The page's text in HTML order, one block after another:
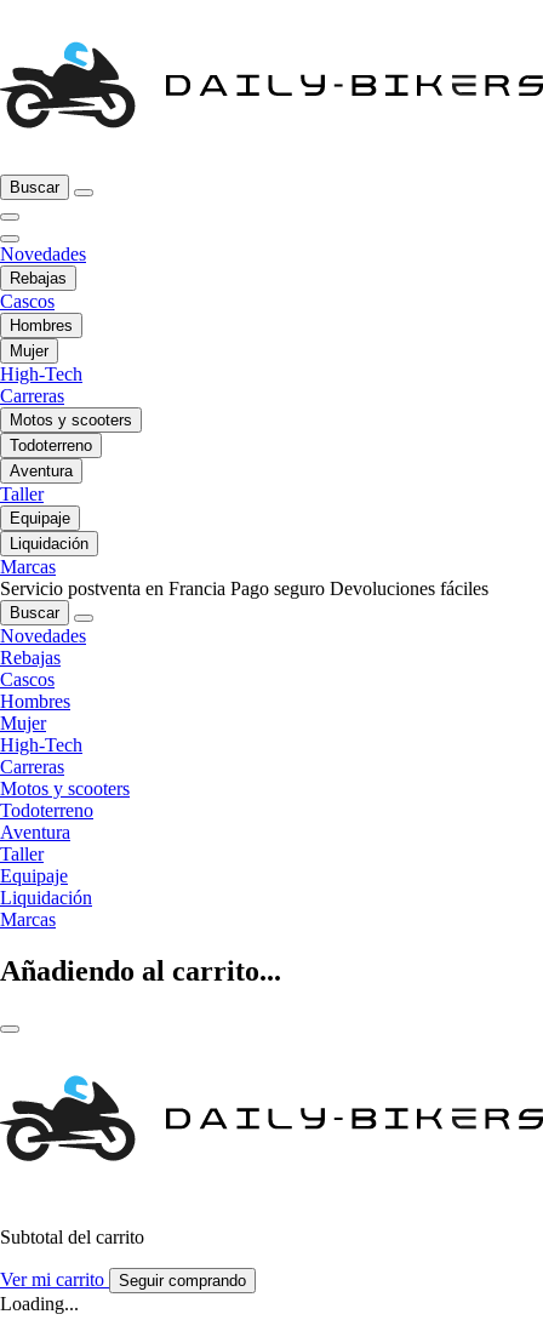
Buscar
Novedades
Rebajas
Cascos
Hombres
Mujer
High-Tech
Carreras
Motos y scooters
Todoterreno
Aventura
Taller
Equipaje
Liquidación
Marcas
Servicio postventa en Francia Pago seguro Devoluciones fáciles
Buscar
Novedades
Rebajas
Cascos
Hombres
Mujer
High-Tech
Carreras
Motos y scooters
Todoterreno
Aventura
Taller
Equipaje
Liquidación
Marcas
Añadiendo al carrito...
Subtotal del carrito
Ver mi carrito Seguir comprando
Loading...